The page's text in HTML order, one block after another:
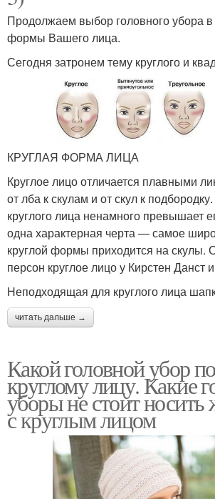
Продолжаем выбор головного убора в
формы Вашего лица.
Сегодня затронем тему круглого и
КРУГЛАЯ ФОРМА ЛИЦА
Круглое лицо отличается плавными
от лба к скулам и от скул к
круглого лица ненамного превышает
одна характерная черта — самое
круглой формы приходится на скулы.
персон круглое лицо у Кирстен Данст
Неподходящая для круглого лица
читать дальше →
Какой головной убор
круглому лицу. Какие
уборы не стоит
с круглым лицом